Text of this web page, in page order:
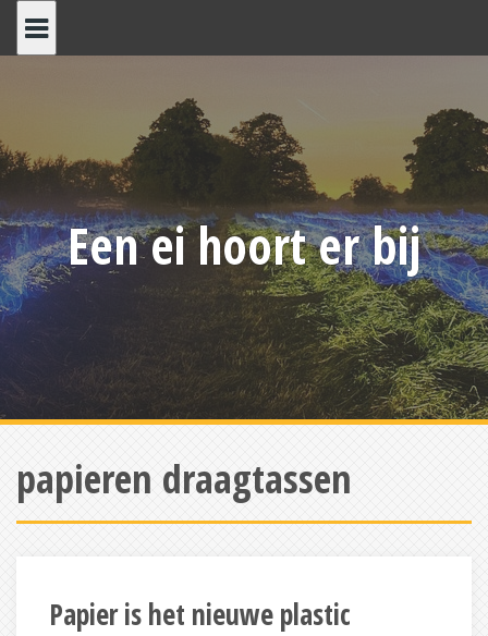
Een ei hoort er bij
papieren draagtassen
Papier is het nieuwe plastic